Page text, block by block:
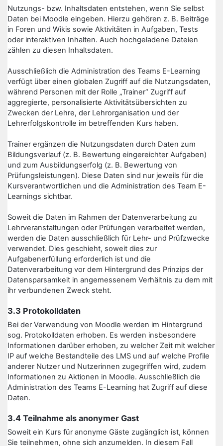
Nutzungs- bzw. Inhaltsdaten entstehen, wenn Sie selbst
Daten bei Moodle eingeben. Hierzu gehören z. B. Beiträge
in Foren und Wikis sowie Aktivitäten in Aufgaben, Tests
oder interaktiven Inhalten. Auch hochgeladene Dateien
zählen zu diesen Inhaltsdaten.
Ausschließlich die Administration des Teams E-Learning
verfügt über einen globalen Zugriff auf die Nutzungsdaten,
während Personen mit der Rolle „Trainer“ Zugriff auf
aggregierte, personalisierte Aktivitätsübersichten zu
Zwecken der Lehre, der Lehrorganisation und der
Lehrerfolgskontrolle im betreffenden Kurs haben.
Trainer ergänzen die Nutzungsdaten durch Daten zum
Bildungsverlauf (z. B. Bewertung eingereichter Aufgaben)
und zum Ausbildungserfolg (z. B. Bewertung von
Prüfungsleistungen). Diese Daten sind nur jeweils für die
Kursverantwortlichen und die Administration des Team E-
Learnings sichtbar.
Soweit die Daten im Rahmen der Datenverarbeitung zu
Lehrveranstaltungen oder Prüfungen verarbeitet werden,
werden die Daten ausschließlich für Lehr- und Prüfzwecke
verwendet. Dies geschieht, soweit dies zur
Aufgabenerfüllung erforderlich ist und die
Datenverarbeitung vor dem Hintergrund des Prinzips der
Datensparsamkeit in angemessenem Verhältnis zu dem mit
ihr verbundenen Zweck steht.
3.3 Protokolldaten
Bei der Verwendung von Moodle werden im Hintergrund
sog. Protokolldaten erhoben. Es werden insbesondere
Informationen darüber erhoben, zu welcher Zeit mit welcher
IP auf welche Bestandteile des LMS und auf welche Profile
anderer Nutzer und Nutzerinnen zugegriffen wird, zudem
Informationen zu Aktionen in Moodle. Ausschließlich die
Administration des Teams E-Learning hat Zugriff auf diese
Daten.
3.4 Teilnahme als anonymer Gast
Soweit ein Kurs für anonyme Gäste zugänglich ist, können
Sie teilnehmen, ohne sich anzumelden. In diesem Fall